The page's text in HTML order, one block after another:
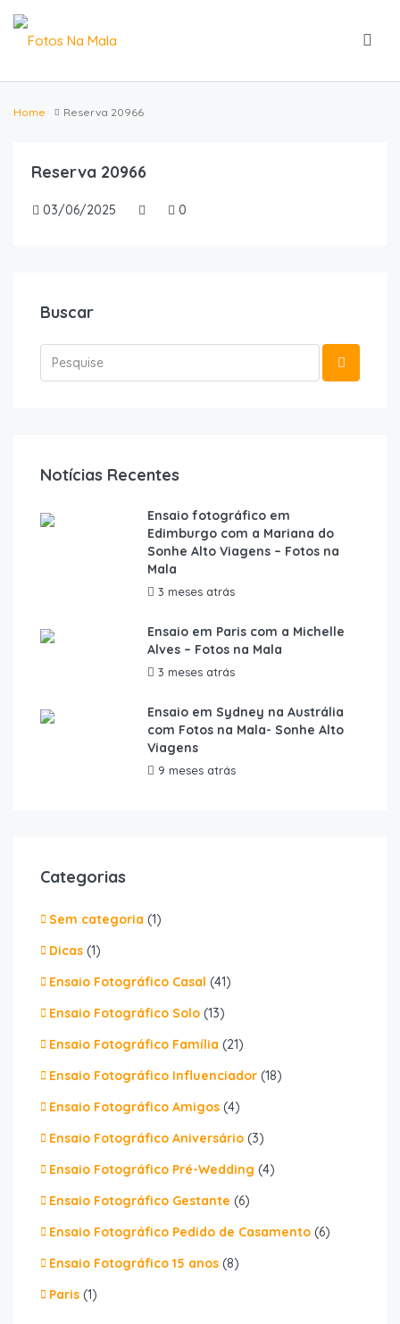
Home Reserva 20966
Reserva 20966
03/06/2025 0
Buscar
Notícias Recentes
Ensaio fotográfico em
Edimburgo com a Mariana do
Sonhe Alto Viagens – Fotos na
Mala
3 meses atrás
Ensaio em Paris com a Michelle
Alves – Fotos na Mala
3 meses atrás
Ensaio em Sydney na Austrália
com Fotos na Mala- Sonhe Alto
Viagens
9 meses atrás
Categorias
Sem categoria (1)
Dicas (1)
Ensaio Fotográfico Casal (41)
Ensaio Fotográfico Solo (13)
Ensaio Fotográfico Família (21)
Ensaio Fotográfico Influenciador (18)
Ensaio Fotográfico Amigos (4)
Ensaio Fotográfico Aniversário (3)
Ensaio Fotográfico Pré-Wedding (4)
Ensaio Fotográfico Gestante (6)
Ensaio Fotográfico Pedido de Casamento (6)
Ensaio Fotográfico 15 anos (8)
Paris (1)